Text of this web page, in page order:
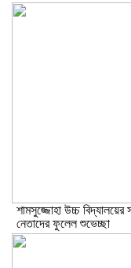
শামসুজ্জোহা উচ্চ বিদ্যালয়ের
নেতাদের ফুলেল শুভেচ্ছা